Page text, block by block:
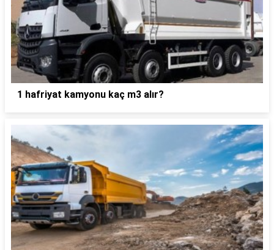
1 hafriyat kamyonu kaç m3 alır?